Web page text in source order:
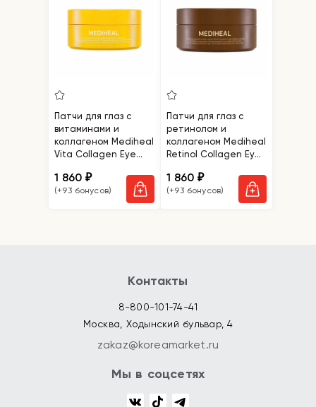
Патчи для глаз с
витаминами и
коллагеном Mediheal
Vita Collagen Eye
1 860₽
(+93 бонусов)
Патчи для глаз с
ретинолом и
коллагеном Mediheal
Retinol Collagen Eye
1 860₽
(+93 бонусов)
Контакты
8-800-101-74-41
Москва, Ходынский бульвар, 4
zakaz@koreamarket.ru
Мы в соцсетях